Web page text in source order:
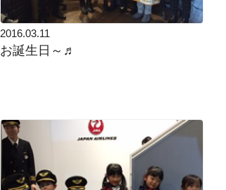
2016.03.11
お誕生日～♬